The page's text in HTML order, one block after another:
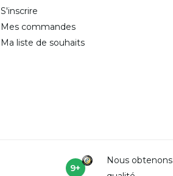
S'inscrire
Mes commandes
Ma liste de souhaits
9+
Nous obtenons